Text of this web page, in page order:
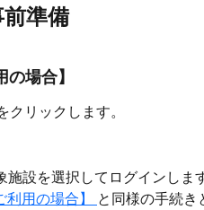
準備
場合】
リックします。
設を選択してログインします
利用の場合】 と同様の手続き